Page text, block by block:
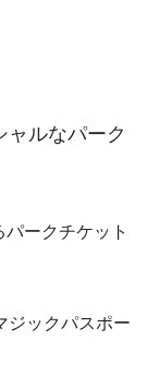
ルなパーク
ークチケット
ジックパスポー